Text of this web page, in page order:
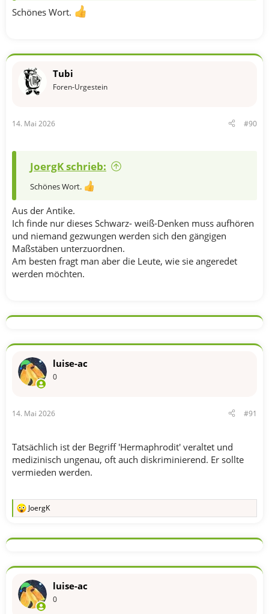
Schönes Wort.
Tubi
Foren-Urgestein
14. Mai 2026 #90
JoergK schrieb:
Schönes Wort.
Aus der Antike.
Ich finde nur dieses Schwarz- weiß-Denken muss aufhören
und niemand gezwungen werden sich den gängigen
Maßstäben unterzuordnen.
Am besten fragt man aber die Leute, wie sie angeredet
werden möchten.
luise-ac
0
14. Mai 2026 #91
Tatsächlich ist der Begriff 'Hermaphrodit' veraltet und
medizinisch ungenau, oft auch diskriminierend. Er sollte
vermieden werden.
R
k
o
e
n
JoergK
luise-ac
0